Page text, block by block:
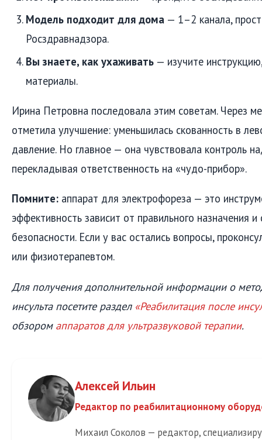
Модель подходит для дома — 1–2 канала,
Росздравнадзора.
Вы знаете, как ухаживать — изучите
материалы.
Ирина Петровна последовала этим советам. Через
отметила улучшение: уменьшилась скованность в
давление. Но главное — она чувствовала контроль
перекладывая ответственность на «чудо-прибор».
Помните: аппарат для электрофореза — это
эффективность зависит от правильного назначения
безопасности. Если у вас остались вопросы,
или физиотерапевтом.
Для получения дополнительной информации о
инсульта посетите раздел «Реабилитация после
обзором аппаратов для ультразвуковой терапии.
Алексей Ильин
Редактор по реабилитационному
Михаил Соколов — редактор,